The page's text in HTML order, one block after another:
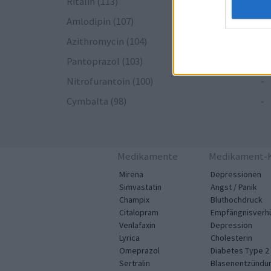
Amlodipin (107)
-
Azithromycin (104)
Pantoprazol (103)
Nitrofurantoin (100)
-
Cymbalta (98)
-
Medikamente
Mirena
Simvastatin
Champix
Citalopram
Venlafaxin
Lyrica
Omeprazol
Sertralin
Medikament-
Depressionen
Angst / Panik
Bluthochdruck
Depression
Cholesterin
Diabetes Type 2